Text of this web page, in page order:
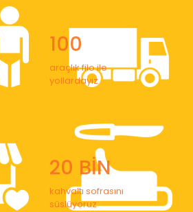
100
araçlık filo ile
yollardayız
20 BİN
kahvaltı sofrasını
süslüyoruz